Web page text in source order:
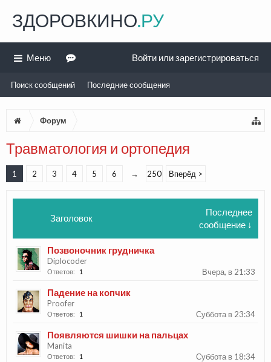
Форум
Травматология и ортопедия
1 2 3 4 5 6 → 250 Вперёд >
Заголовок
Последнее
сообщение ↓
Позвоночник грудничка
Diplocoder
Ответов: 1 Вчера, в 21:33
Падение на копчик
Proofer
Ответов: 1 Суббота в 23:34
Появляются шишки на пальцах
Manita
Ответов: 1 Суббота в 18:34
ЗДОРОВКИНО.РУ
Меню
Поиск сообщений Последние сообщения
Войти или зарегистрироваться